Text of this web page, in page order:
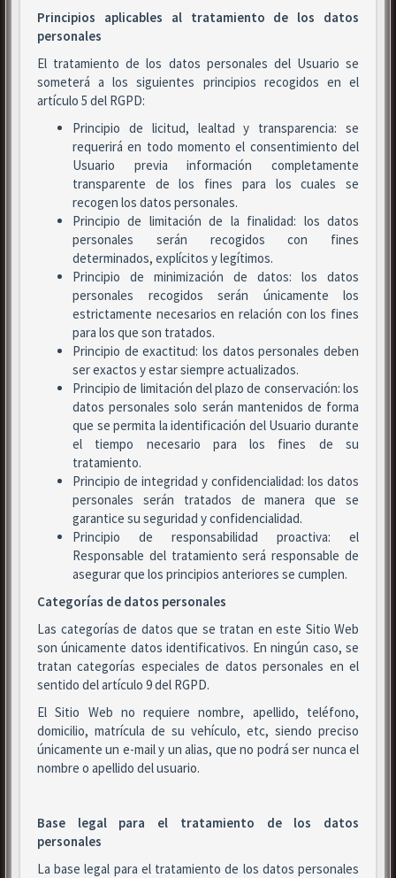
Principios aplicables al tratamiento de los datos
personales
El tratamiento de los datos personales del Usuario se
someterá a los siguientes principios recogidos en el
artículo 5 del RGPD:
Principio de licitud, lealtad y transparencia: se
requerirá en todo momento el consentimiento del
Usuario previa información completamente
transparente de los fines para los cuales se
recogen los datos personales.
Principio de limitación de la finalidad: los datos
personales serán recogidos con fines
determinados, explícitos y legítimos.
Principio de minimización de datos: los datos
personales recogidos serán únicamente los
estrictamente necesarios en relación con los fines
para los que son tratados.
Principio de exactitud: los datos personales deben
ser exactos y estar siempre actualizados.
Principio de limitación del plazo de conservación: los
datos personales solo serán mantenidos de forma
que se permita la identificación del Usuario durante
el tiempo necesario para los fines de su
tratamiento.
Principio de integridad y confidencialidad: los datos
personales serán tratados de manera que se
garantice su seguridad y confidencialidad.
Principio de responsabilidad proactiva: el
Responsable del tratamiento será responsable de
asegurar que los principios anteriores se cumplen.
Categorías de datos personales
Las categorías de datos que se tratan en este Sitio Web
son únicamente datos identificativos. En ningún caso, se
tratan categorías especiales de datos personales en el
sentido del artículo 9 del RGPD.
El Sitio Web no requiere nombre, apellido, teléfono,
domicilio, matrícula de su vehículo, etc, siendo preciso
únicamente un e-mail y un alias, que no podrá ser nunca el
nombre o apellido del usuario.
Base legal para el tratamiento de los datos
personales
La base legal para el tratamiento de los datos personales